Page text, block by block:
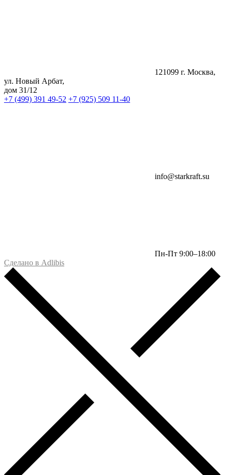
121099 г. Москва,
ул. Новый Арбат,
дом 31/12
+7 (499) 391 49-52 +7 (925) 509 11-40
info@starkraft.su
Пн-Пт 9:00–18:00
Сделано в Adlibis